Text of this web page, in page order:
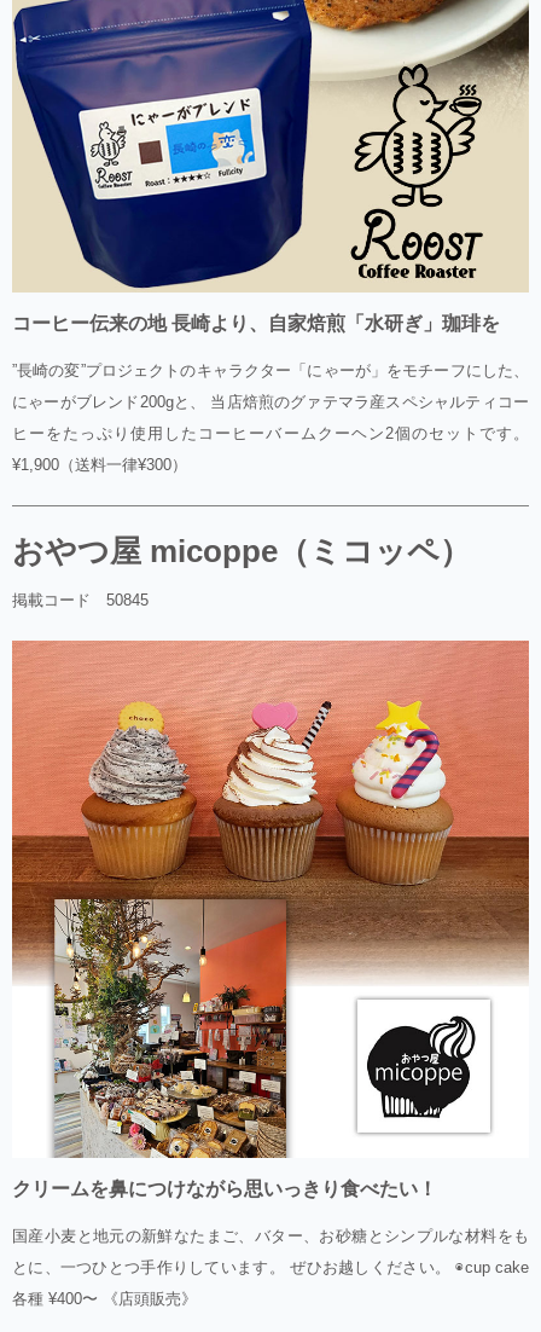
コーヒー伝来の地 長崎より、自家焙煎「水研ぎ」珈琲を
”長崎の変”プロジェクトのキャラクター「にゃーが」をモチーフにした、
にゃーがブレンド200gと、 当店焙煎のグァテマラ産スペシャルティコー
ヒーをたっぷり使用したコーヒーバームクーヘン2個のセットです。
¥1,900（送料一律¥300）
おやつ屋 micoppe（ミコッペ）
掲載コード 50845
クリームを鼻につけながら思いっきり食べたい！
国産小麦と地元の新鮮なたまご、バター、お砂糖とシンプルな材料をも
とに、一つひとつ手作りしています。 ぜひお越しください。 ◉cup cake
各種 ¥400〜 《店頭販売》